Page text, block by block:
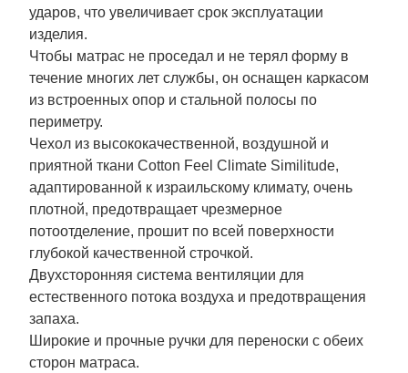
ударов, что увеличивает срок эксплуатации
изделия.
Чтобы матрас не проседал и не терял форму в
течение многих лет службы, он оснащен каркасом
из встроенных опор и стальной полосы по
периметру.
Чехол из высококачественной, воздушной и
приятной ткани Cotton Feel Climate Similitude,
адаптированной к израильскому климату, очень
плотной, предотвращает чрезмерное
потоотделение, прошит по всей поверхности
глубокой качественной строчкой.
Двухсторонняя система вентиляции для
естественного потока воздуха и предотвращения
запаха.
Широкие и прочные ручки для переноски с обеих
сторон матраса.